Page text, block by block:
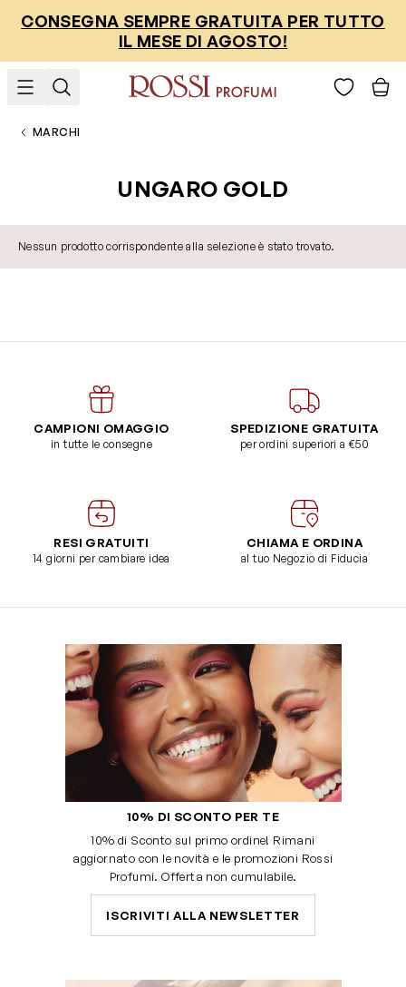
CONSEGNA SEMPRE GRATUITA PER TUTTO
IL MESE DI AGOSTO!
MARCHI
UNGARO GOLD
Nessun prodotto corrispondente alla selezione è stato trovato.
CAMPIONI OMAGGIO
in tutte le consegne
SPEDIZIONE GRATUITA
per ordini superiori a €50
RESI GRATUITI
14 giorni per cambiare idea
CHIAMA E ORDINA
al tuo Negozio di Fiducia
10% DI SCONTO PER TE
10% di Sconto sul primo ordine! Rimani
aggiornato con le novità e le promozioni Rossi
Profumi. Offerta non cumulabile.
ISCRIVITI ALLA NEWSLETTER